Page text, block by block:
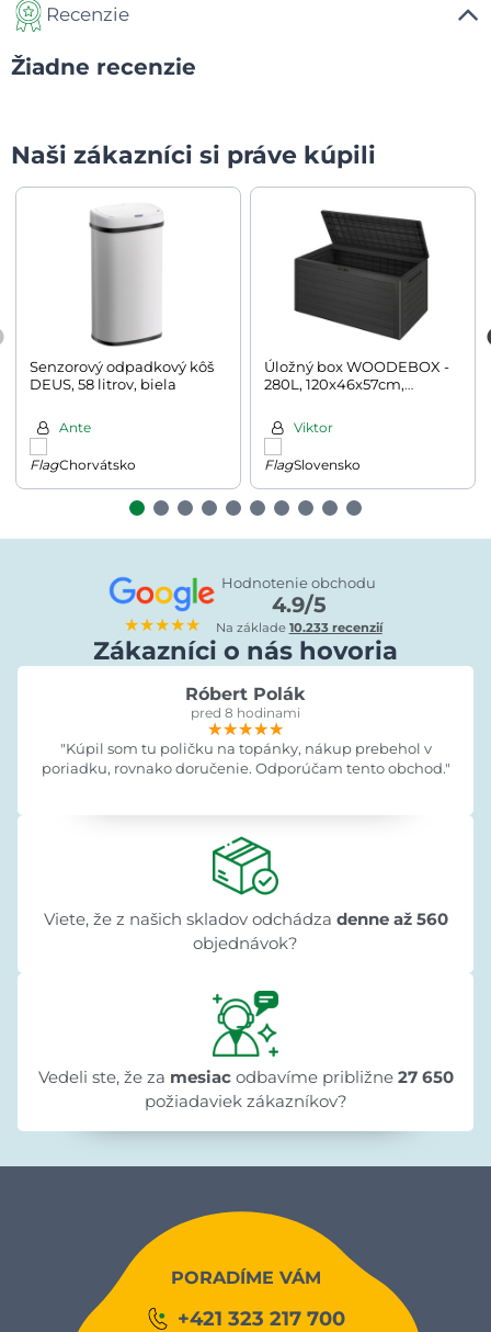
Recenzie
Žiadne recenzie
Naši zákazníci si práve kúpili
Senzorový odpadkový kôš
DEUS, 58 litrov, biela
Ante
Chorvátsko
Úložný box WOODEBOX -
280L, 120x46x57cm,
Viktor
Slovensko
★★★★★
Hodnotenie obchodu
4.9/5
Na základe 10.233 recenzií
Zákazníci o nás hovoria
Róbert Polák
pred 8 hodinami
★★★★★
★★★★★
★★★★★
"Kúpil som tu poličku na topánky, nákup prebehol v
poriadku, rovnako doručenie. Odporúčam tento obchod."
Viete, že z našich skladov odchádza denne až 560
objednávok?
Vedeli ste, že za mesiac odbavíme približne27 650
požiadaviek zákazníkov?
PORADÍME VÁM
+421 323 217 700